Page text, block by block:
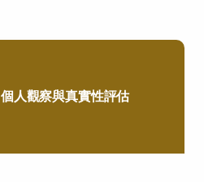
個人觀察與真實性評估